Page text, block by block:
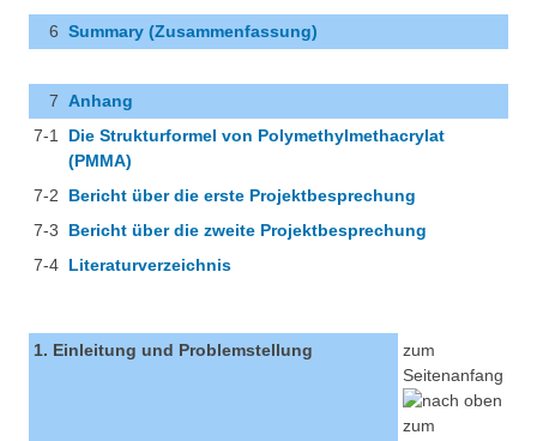
Weihnachtsgalenik
6 Summary (Zusammenfassung)
7
Anhang
7-1
Die Strukturformel von Polymethylmethacrylat
(PMMA)
7-2
Bericht über die erste Projektbesprechung
7-3
Bericht über die zweite Projektbesprechung
7-4 Literaturverzeichnis
1. Einleitung und Problemstellung
zum
Seitenanfang